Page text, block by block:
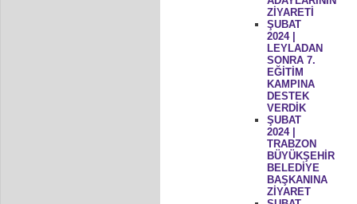
ZİYARETİ
ŞUBAT
2024 |
LEYLADAN
SONRA 7.
EĞİTİM
KAMPINA
DESTEK
VERDİK
ŞUBAT
2024 |
TRABZON
BÜYÜKŞEHİR
BELEDİYE
BAŞKANINA
ZİYARET